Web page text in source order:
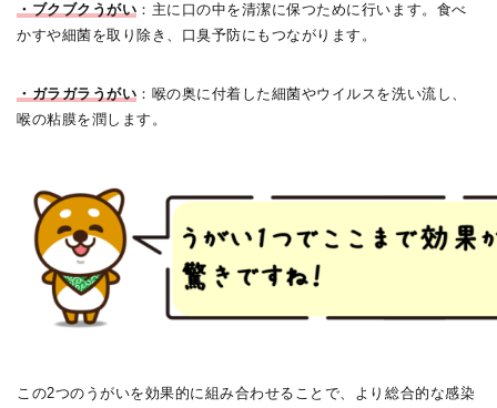
・ブクブクうがい ：主に口の中を清潔に保つために行います。食べ
かすや細菌を取り除き、口臭予防にもつながります。
・ガラガラうがい ：喉の奥に付着した細菌やウイルスを洗い流し、
喉の粘膜を潤します。
この2つのうがいを効果的に組み合わせることで、より総合的な感染